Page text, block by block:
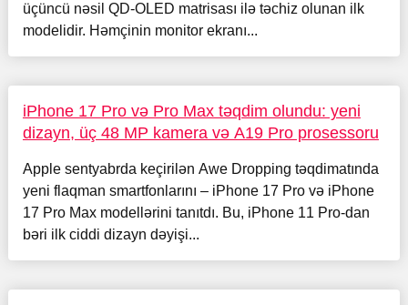
üçüncü nəsil QD-OLED matrisası ilə təchiz olunan ilk
modelidir. Həmçinin monitor ekranı...
iPhone 17 Pro və Pro Max təqdim olundu: yeni
dizayn, üç 48 MP kamera və A19 Pro prosessoru
Apple sentyabrda keçirilən Awe Dropping təqdimatında
yeni flaqman smartfonlarını – iPhone 17 Pro və iPhone
17 Pro Max modellərini tanıtdı. Bu, iPhone 11 Pro-dan
bəri ilk ciddi dizayn dəyişi...